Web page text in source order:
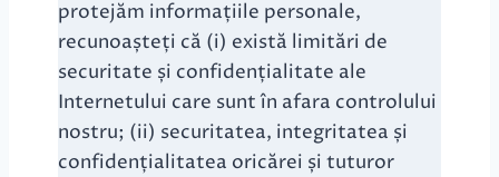
protejăm informațiile personale,
recunoașteți că (i) există limitări de
securitate și confidențialitate ale
Internetului care sunt în afara controlului
nostru; (ii) securitatea, integritatea și
confidențialitatea oricărei și tuturor